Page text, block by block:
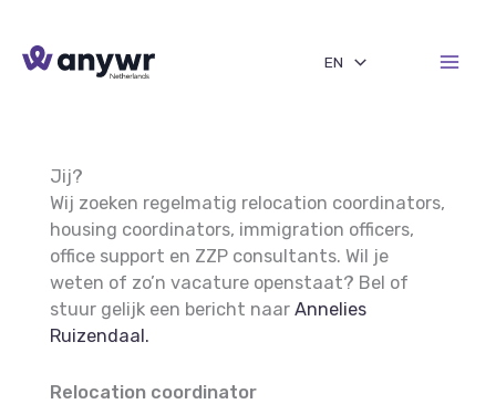
content
EN
Jij?
Wij zoeken regelmatig relocation coordinators,
housing coordinators, immigration officers,
office support en ZZP consultants. Wil je
weten of zo’n vacature openstaat? Bel of
stuur gelijk een bericht naar Annelies
Ruizendaal.
Relocation coordinator